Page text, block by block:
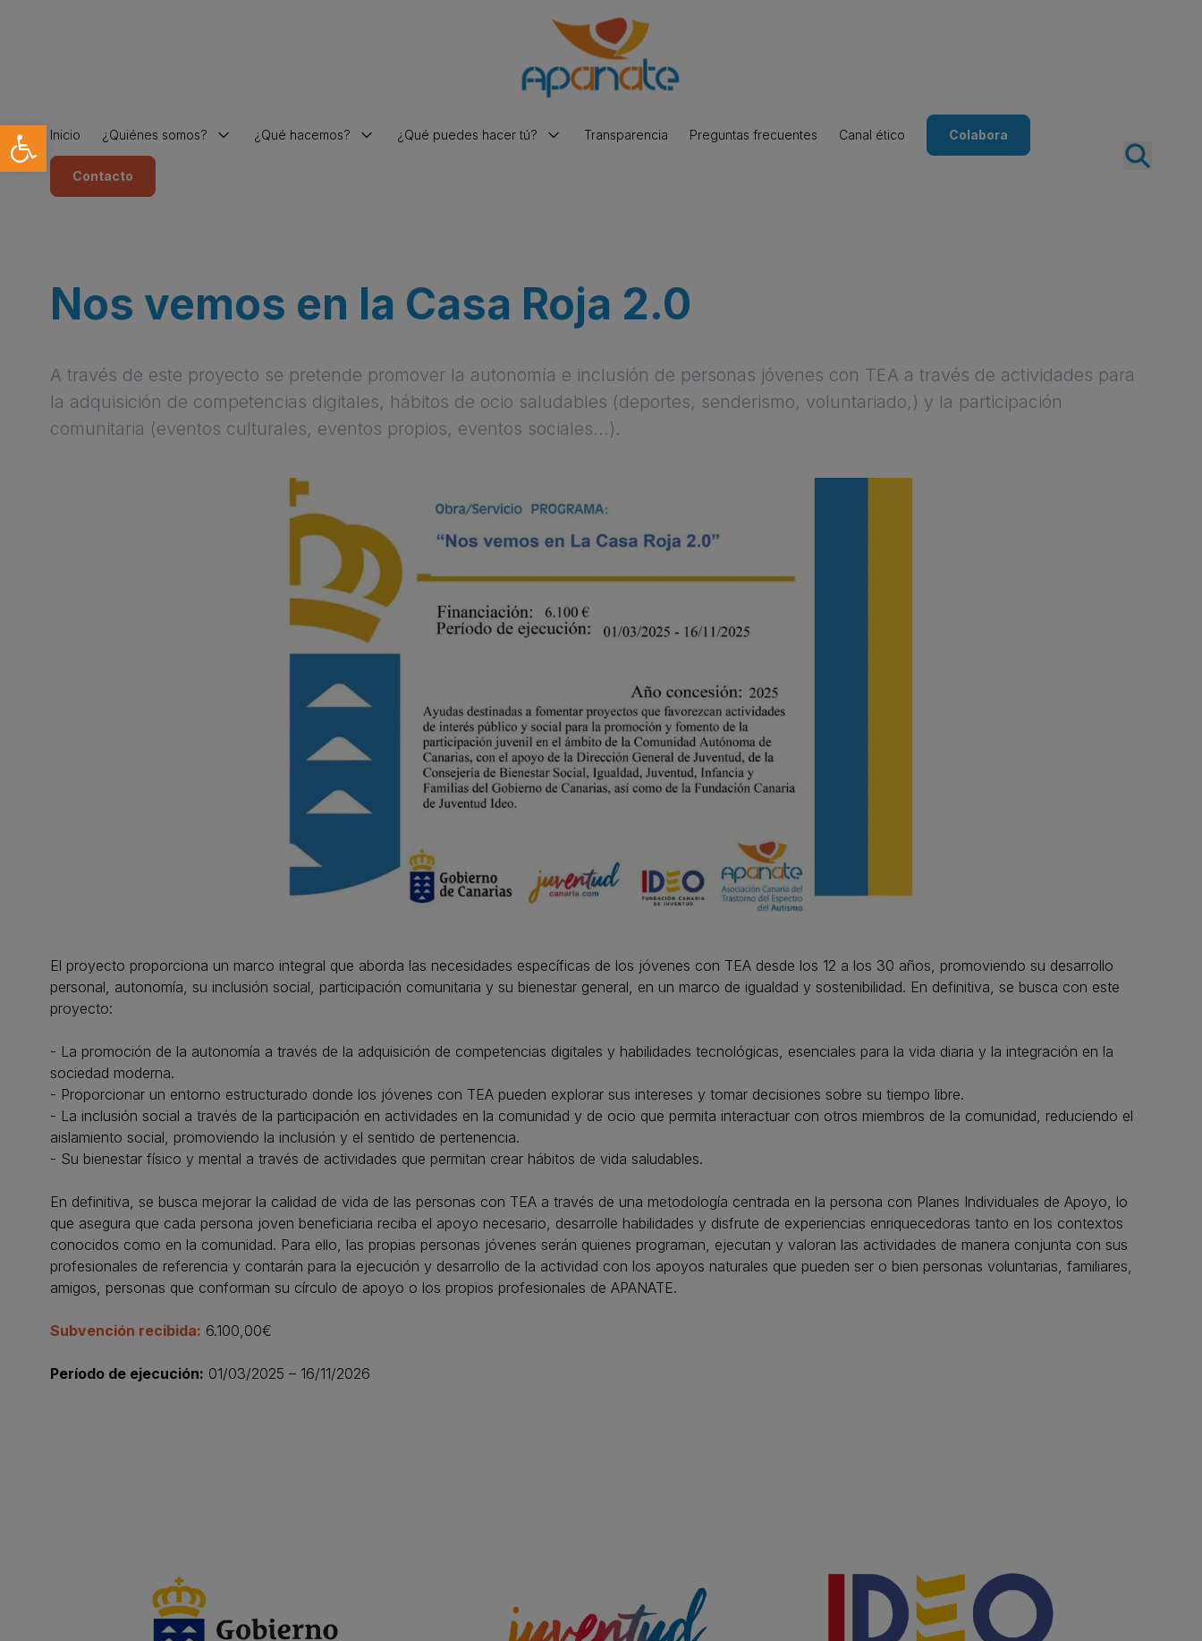
Abrir barra de herramientas
Inicio ¿Quiénes somos?
Sobre APANATE
¿Qué hacemos? ¿Qué puedes hacer tú? Transparencia Preguntas frecuentes Canal ético Colabora
Contacto
Nos vemos en la Casa Roja 2.0
A través de este proyecto se pretende promover la autonomía e inclusión de personas jóvenes con TEA a través de actividades para
la adquisición de competencias digitales, hábitos de ocio saludables (deportes, senderismo, voluntariado,) y la participación
comunitaria (eventos culturales, eventos propios, eventos sociales…).
El proyecto proporciona un marco integral que aborda las necesidades específicas de los jóvenes con TEA desde los 12 a los 30 años, promoviendo su desarrollo
personal, autonomía, su inclusión social, participación comunitaria y su bienestar general, en un marco de igualdad y sostenibilidad. En definitiva, se busca con este
proyecto:
- La promoción de la autonomía a través de la adquisición de competencias digitales y habilidades tecnológicas, esenciales para la vida diaria y la integración en la
sociedad moderna.
- Proporcionar un entorno estructurado donde los jóvenes con TEA pueden explorar sus intereses y tomar decisiones sobre su tiempo libre.
- La inclusión social a través de la participación en actividades en la comunidad y de ocio que permita interactuar con otros miembros de la comunidad, reduciendo el
aislamiento social, promoviendo la inclusión y el sentido de pertenencia.
- Su bienestar físico y mental a través de actividades que permitan crear hábitos de vida saludables.
En definitiva, se busca mejorar la calidad de vida de las personas con TEA a través de una metodología centrada en la persona con Planes Individuales de Apoyo, lo
que asegura que cada persona joven beneficiaria reciba el apoyo necesario, desarrolle habilidades y disfrute de experiencias enriquecedoras tanto en los contextos
conocidos como en la comunidad. Para ello, las propias personas jóvenes serán quienes programan, ejecutan y valoran las actividades de manera conjunta con sus
profesionales de referencia y contarán para la ejecución y desarrollo de la actividad con los apoyos naturales que pueden ser o bien personas voluntarias, familiares,
amigos, personas que conforman su círculo de apoyo o los propios profesionales de APANATE.
Subvención recibida: 6.100,00€
Período de ejecución: 01/03/2025 – 16/11/2026